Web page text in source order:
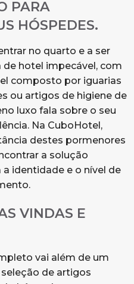
PARA
HÓSPEDES.
no quarto e a ser
hotel impecável, com
composto por iguarias
ou artigos de higiene de
luxo fala sobre o seu
Na CuboHotel,
destes pormenores
a solução
identidade e o nível de
VINDAS E
vai além de um
de artigos